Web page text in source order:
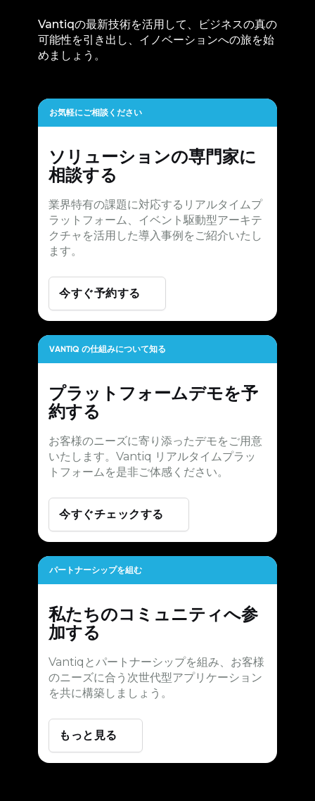
Vantiqの最新技術を活用して、ビジネスの真の
可能性を引き出し、イノベーションへの旅を始
めましょう。
お気軽にご相談ください
ソリューションの専門家に
相談する
業界特有の課題に対応するリアルタイムプ
ラットフォーム、イベント駆動型アーキテ
クチャを活用した導入事例をご紹介いたし
ます。
今すぐ予約する
VANTIQ の仕組みについて知る
プラットフォームデモを予
約する
お客様のニーズに寄り添ったデモをご用意
いたします。Vantiq リアルタイムプラッ
トフォームを是非ご体感ください。
今すぐチェックする
パートナーシップを組む
私たちのコミュニティへ参
加する
Vantiqとパートナーシップを組み、お客様
のニーズに合う次世代型アプリケーション
を共に構築しましょう。
もっと見る